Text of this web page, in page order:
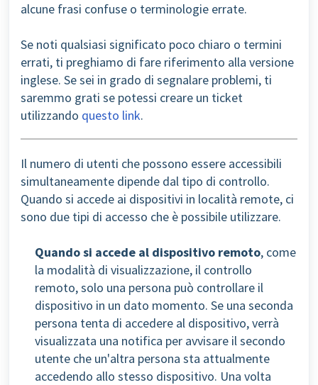
alcune frasi confuse o terminologie errate.
Se noti qualsiasi significato poco chiaro o termini
errati, ti preghiamo di fare riferimento alla versione
inglese. Se sei in grado di segnalare problemi, ti
saremmo grati se potessi creare un ticket
utilizzando questo link.
Il numero di utenti che possono essere accessibili
simultaneamente dipende dal tipo di controllo.
Quando si accede ai dispositivi in località remote, ci
sono due tipi di accesso che è possibile utilizzare.
Quando si accede al dispositivo remoto, come
la modalità di visualizzazione, il controllo
remoto, solo una persona può controllare il
dispositivo in un dato momento. Se una seconda
persona tenta di accedere al dispositivo, verrà
visualizzata una notifica per avvisare il secondo
utente che un'altra persona sta attualmente
accedendo allo stesso dispositivo. Una volta